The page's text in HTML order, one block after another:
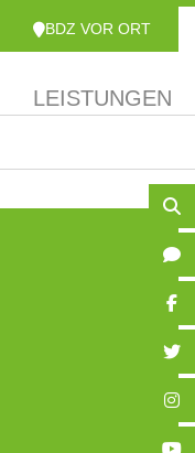
BDZ VOR ORT
LEISTUNGEN